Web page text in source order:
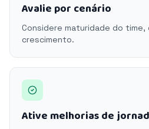
Avalie por cenário
Considere maturidade do
crescimento.
Ative melhorias de